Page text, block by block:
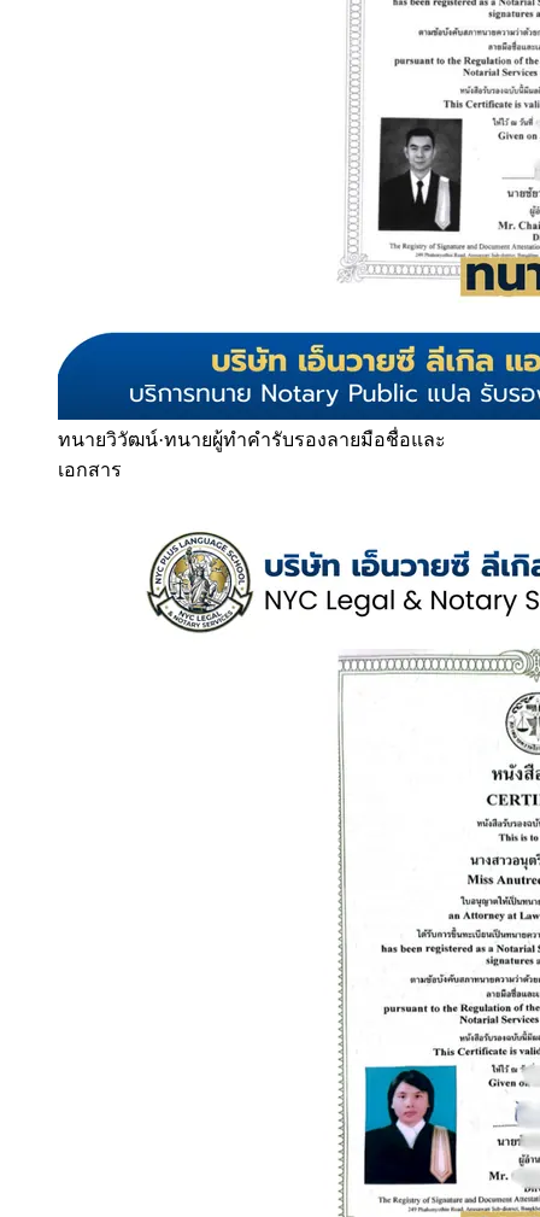
ทนายวิวัฒน์·ทนายผู้ทำคำรับรองลายมือชื่อและ
เอกสาร